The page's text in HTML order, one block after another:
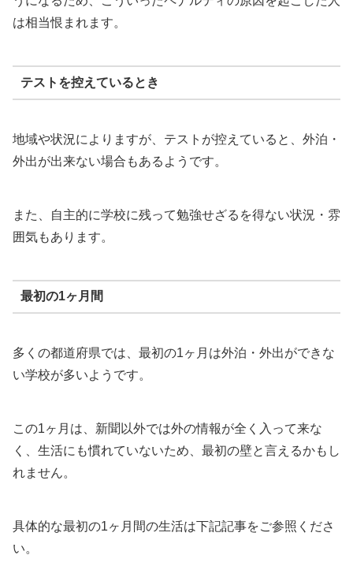
は相当恨まれます。
テストを控えているとき
地域や状況によりますが、テストが控えていると、外泊・
外出が出来ない場合もあるようです。
また、自主的に学校に残って勉強せざるを得ない状況・雰
囲気もあります。
最初の1ヶ月間
多くの都道府県では、最初の1ヶ月は外泊・外出ができな
い学校が多いようです。
この1ヶ月は、新聞以外では外の情報が全く入って来な
く、生活にも慣れていないため、最初の壁と言えるかもし
れません。
具体的な最初の1ヶ月間の生活は下記記事をご参照くださ
い。